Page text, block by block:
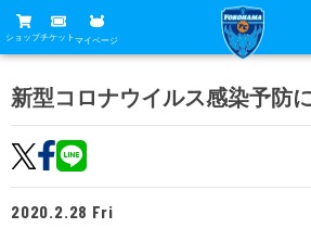
ショップチケット マイページ
グッズ
ホームタウン
トップチーム
試合
試合日程
チケット
新型コロナウイルス感染予防
2020.2.28 Fri